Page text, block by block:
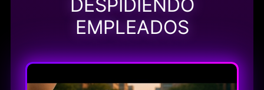
DESPIDIENDO
EMPLEADOS